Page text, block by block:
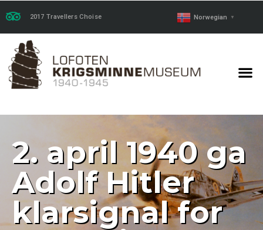
2017 Travellers Choise Norwegian ▼
2. april 1940 ga
Adolf Hitler
klarsignal for